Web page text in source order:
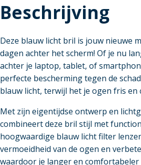
Beschrijving
Deze blauw licht bril is jouw nieuwe
dagen achter het scherm! Of je nu
achter je laptop, tablet, of
perfecte bescherming tegen de
blauw licht, terwijl het je ogen fris
Met zijn eigentijdse ontwerp en
combineert deze bril stijl met
hoogwaardige blauw licht filter
vermoeidheid van de ogen en
waardoor je langer en